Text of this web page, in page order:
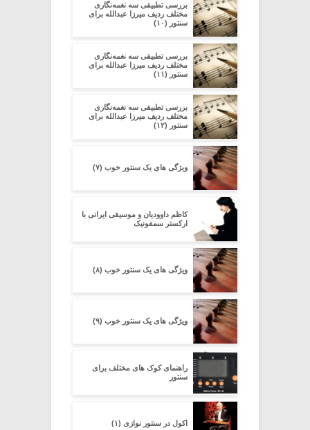
بررسی تطبیقی سه نغمه‌نگاری
مختلف ردیف میرزا عبدالله برای
سنتور (۱۰)
بررسی تطبیقی سه نغمه‌نگاری
مختلف ردیف میرزا عبدالله برای
سنتور (۱۱)
بررسی تطبیقی سه نغمه‌نگاری
مختلف ردیف میرزا عبدالله برای
سنتور (۱۲)
ویژگی های یک سنتور خوب (۷)
کاظم داوودیان و موسیقی ایرانی با
ارکستر سمفونیک
ویژگی های یک سنتور خوب (۸)
ویژگی های یک سنتور خوب (۹)
راهنمای کوک های مختلف برای
سنتور
اکول در سنتور نوازی (۱)